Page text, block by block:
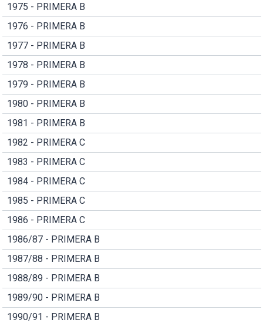
1975 - PRIMERA B
1976 - PRIMERA B
1977 - PRIMERA B
1978 - PRIMERA B
1979 - PRIMERA B
1980 - PRIMERA B
1981 - PRIMERA B
1982 - PRIMERA C
1983 - PRIMERA C
1984 - PRIMERA C
1985 - PRIMERA C
1986 - PRIMERA C
1986/87 - PRIMERA B
1987/88 - PRIMERA B
1988/89 - PRIMERA B
1989/90 - PRIMERA B
1990/91 - PRIMERA B